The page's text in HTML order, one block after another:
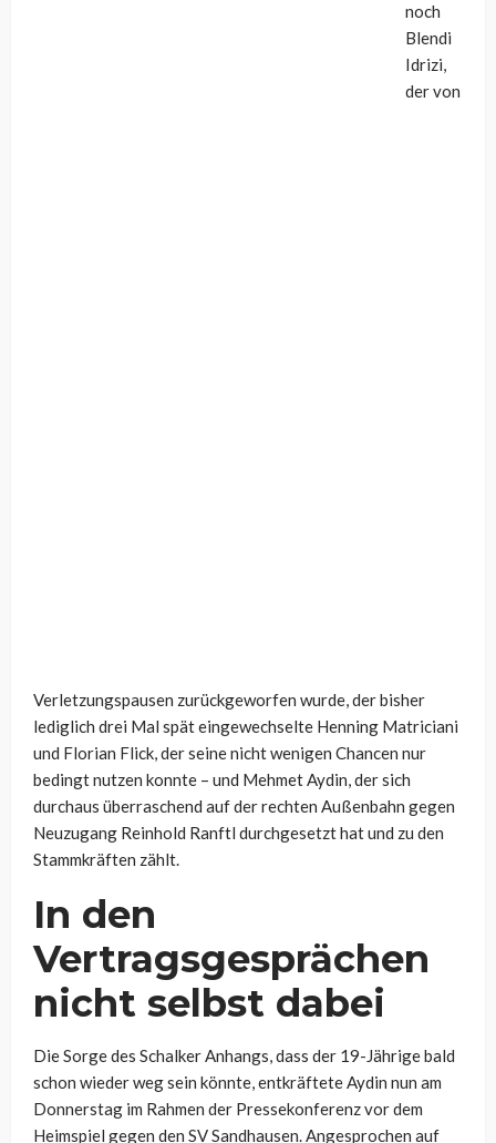
noch
Blendi
Idrizi,
der von
Verletzungspausen zurückgeworfen wurde, der bisher
lediglich drei Mal spät eingewechselte Henning Matriciani
und Florian Flick, der seine nicht wenigen Chancen nur
bedingt nutzen konnte – und Mehmet Aydin, der sich
durchaus überraschend auf der rechten Außenbahn gegen
Neuzugang Reinhold Ranftl durchgesetzt hat und zu den
Stammkräften zählt.
In den
Vertragsgesprächen
nicht selbst dabei
Die Sorge des Schalker Anhangs, dass der 19-Jährige bald
schon wieder weg sein könnte, entkräftete Aydin nun am
Donnerstag im Rahmen der Pressekonferenz vor dem
Heimspiel gegen den SV Sandhausen. Angesprochen auf